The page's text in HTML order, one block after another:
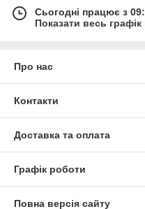
Сьогодні працює з
Показати весь
Про нас
Контакти
Доставка та оплата
Графік роботи
Повна версія сайту